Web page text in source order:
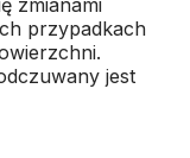
zmianami
przypadkach
jest